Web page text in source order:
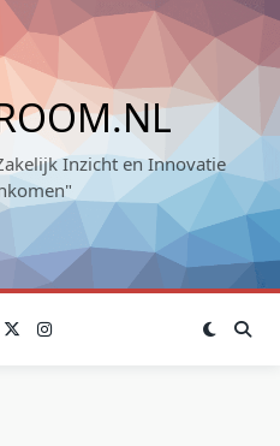
Inzicht en Innovatie